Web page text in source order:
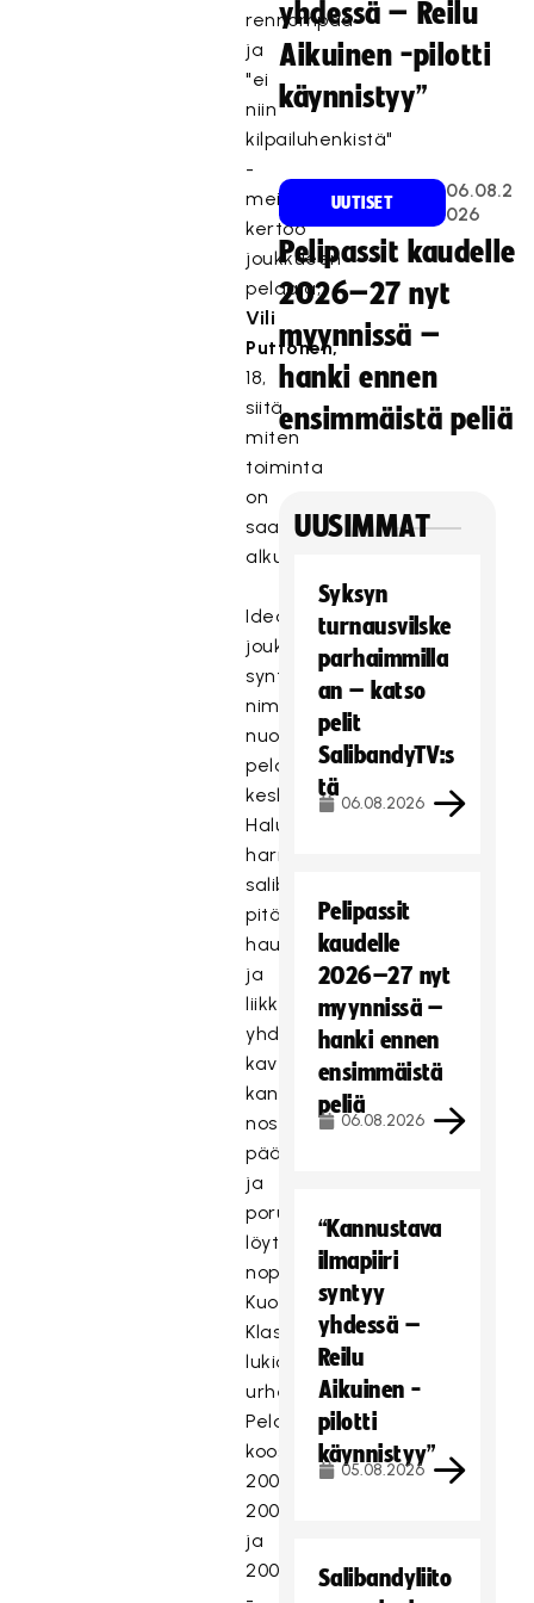
rennompaa
ja
"ei
niin
kilpailuhenkistä"
-
meininkiä,
kertoo
joukkueen
pelaaja,
Vili
Puttonen,
18,
siitä
miten
toiminta
on
saanut
alkunsa.
Idea
joukkueeseen
syntyi
nimenomaa
nuorten
pelaajien
keskuudessa.
Halu
harrastaa
salibandya,
pitää
hauskaa
ja
liikkua
yhdessä
kavereiden
kanssa
nosti
päätään
ja
porukka
löytyikin
nopeasti
Kuopion
Klassillisen
lukion
urheiluluokalta.
Pelaajisto
koostuu
2004,
2005
ja
2006
yhdessä – Reilu
Aikuinen -pilotti
käynnistyy”
UUTISET
06.08.2
026
Pelipassit kaudelle
2026–27 nyt
myynnissä –
hanki ennen
ensimmäistä peliä
UUSIMMAT
Syksyn
turnausvilske
parhaimmilla
an – katso
pelit
SalibandyTV:s
tä
06.08.2026
Pelipassit
kaudelle
2026–27 nyt
myynnissä –
hanki ennen
ensimmäistä
peliä
06.08.2026
“Kannustava
ilmapiiri
syntyy
yhdessä –
Reilu
Aikuinen -
pilotti
käynnistyy”
05.08.2026
Salibandyliito